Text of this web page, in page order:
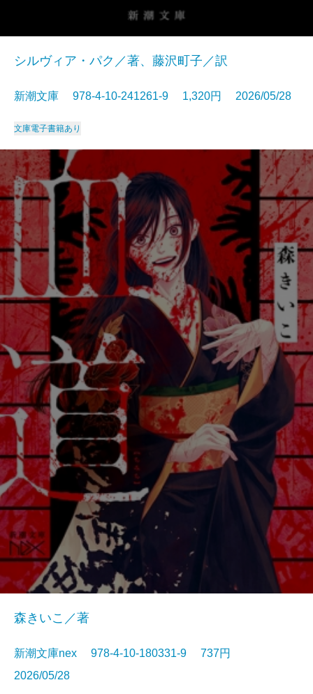
シルヴィア・パク／著、藤沢町子／訳
新潮文庫 978-4-10-241261-9 1,320円 2026/05/28
文庫電子書籍あり
森きいこ／著
新潮文庫nex 978-4-10-180331-9 737円
2026/05/28